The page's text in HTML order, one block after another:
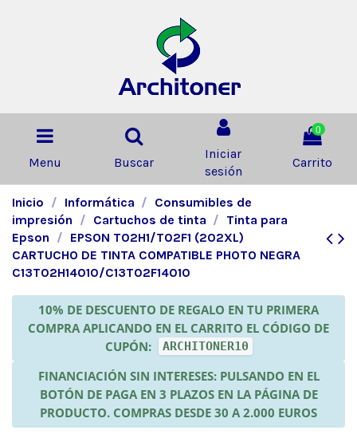
Menu Buscar
Iniciar
sesión
0
Carrito
Inicio Informática
Consumibles de
impresión
Cartuchos de tinta
Tinta para
Epson
EPSON T02H1/T02F1 (202XL)
CARTUCHO DE TINTA COMPATIBLE PHOTO NEGRA
C13T02H14010/C13T02F14010
10% DE DESCUENTO DE REGALO EN TU PRIMERA
COMPRA APLICANDO EN EL CARRITO EL CÓDIGO DE
CUPÓN:
ARCHITONER10
FINANCIACIÓN SIN INTERESES: PULSANDO EN EL
BOTÓN DE PAGA EN 3 PLAZOS EN LA PÁGINA DE
PRODUCTO. COMPRAS DESDE 30 A 2.000 EUROS